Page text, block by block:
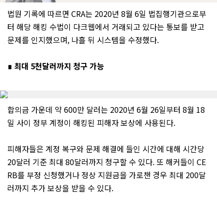
법원 기록에 따르면 CRA는 2020년 8월 6일 법집행기관으로부
터 해당 해킹 수법이 다크웹에서 거래되고 있다는 통보를 받고
문제를 인지했으며, 나흘 뒤 시스템을 수정했다.
∎ 최대 5천달러까지 청구 가능
합의금 가운데 약 600만 달러는 2020년 6월 26일부터 8월 18
일 사이 정부 계정이 해킹된 피해자 보상에 사용된다.
피해자들은 계정 복구와 문제 해결에 들인 시간에 대해 시간당
20달러 기준 최대 80달러까지 청구할 수 있다. 또 해커들이 CE
RB를 부정 신청했거나 정상 지원금을 가로챈 경우 최대 200달
러까지 추가 보상을 받을 수 있다.